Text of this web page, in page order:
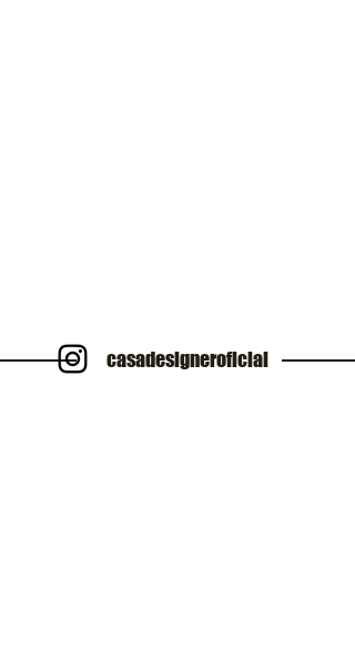
casadesigneroficial